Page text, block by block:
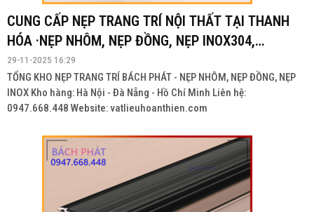
CUNG CẤP NẸP TRANG TRÍ NỘI THẤT TẠI THANH
HÓA ·NẸP NHÔM, NẸP ĐỒNG, NẸP INOX304,
INOX201
29-11-2025 16:29
TỔNG KHO NẸP TRANG TRÍ BÁCH PHÁT - NẸP NHÔM, NẸP ĐỒNG, NẸP
INOX Kho hàng: Hà Nội - Đà Nẵng - Hồ Chí Minh Liên hệ:
0947.668.448 Website: vatlieuhoanthien.com